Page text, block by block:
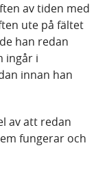
av tiden med
ute på fältet
han redan
ingår i
innan han
av att redan
fungerar och